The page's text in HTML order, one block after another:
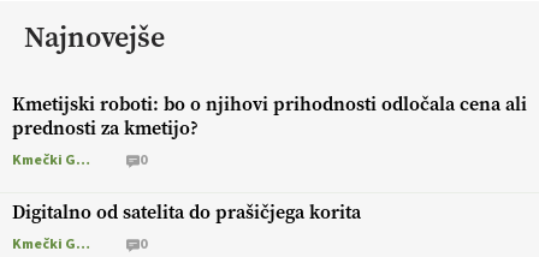
Najnovejše
Kmetijski roboti: bo o njihovi prihodnosti odločala cena ali
prednosti za kmetijo?
Kmečki Glas 0
Digitalno od satelita do prašičjega korita
Kmečki Glas 0